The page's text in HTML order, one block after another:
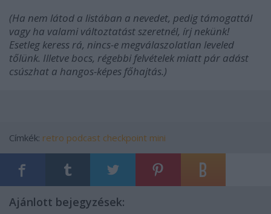
(Ha nem látod a listában a nevedet, pedig támogattál
vagy ha valami változtatást szeretnél, írj nekünk!
Esetleg keress rá, nincs-e megválaszolatlan leveled
tőlünk. Illetve bocs, régebbi felvételek miatt pár adást
csúszhat a hangos-képes főhajtás.)
Címkék: retro podcast checkpoint mini
Ajánlott bejegyzések: